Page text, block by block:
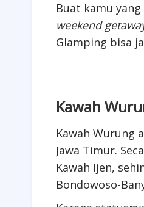
Buat kamu
weekend
Glamping bisa
Kawah
Kawah Wurung
Jawa Timur.
Kawah Ijen,
Bondowoso-